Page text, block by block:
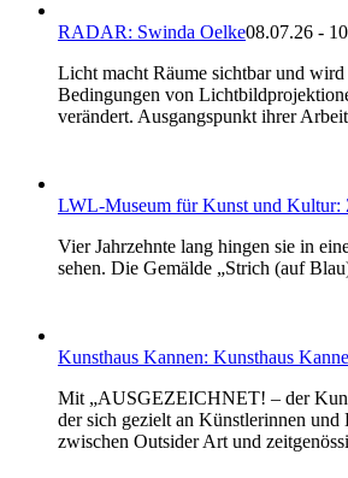
RADAR: Swinda Oelke08.07.26 -
Licht macht Räume sichtbar und
Bedingungen von
verändert. Ausgangspunkt ihrer
LWL-Museum für Kunst und Kultur:
Vier Jahrzehnte lang hingen sie in
sehen. Die Gemälde „Strich (auf
Kunsthaus Kannen: Kunsthaus
Mit „AUSGEZEICHNET! – der
der sich gezielt an Künstlerinnen
zwischen Outsider Art und